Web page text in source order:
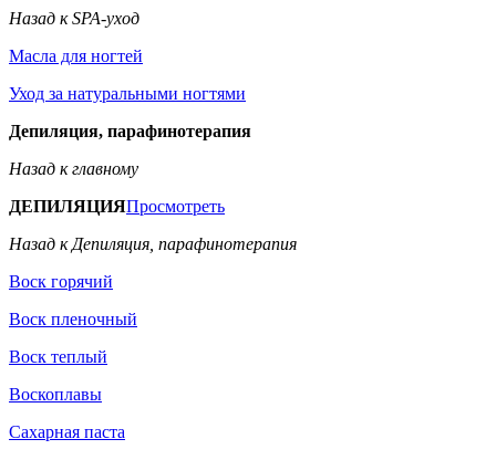
Назад к SPA-уход
Масла для ногтей
Уход за натуральными ногтями
Депиляция, парафинотерапия
Назад к главному
ДЕПИЛЯЦИЯПросмотреть
Назад к Депиляция, парафинотерапия
Воск горячий
Воск пленочный
Воск теплый
Воскоплавы
Сахарная паста